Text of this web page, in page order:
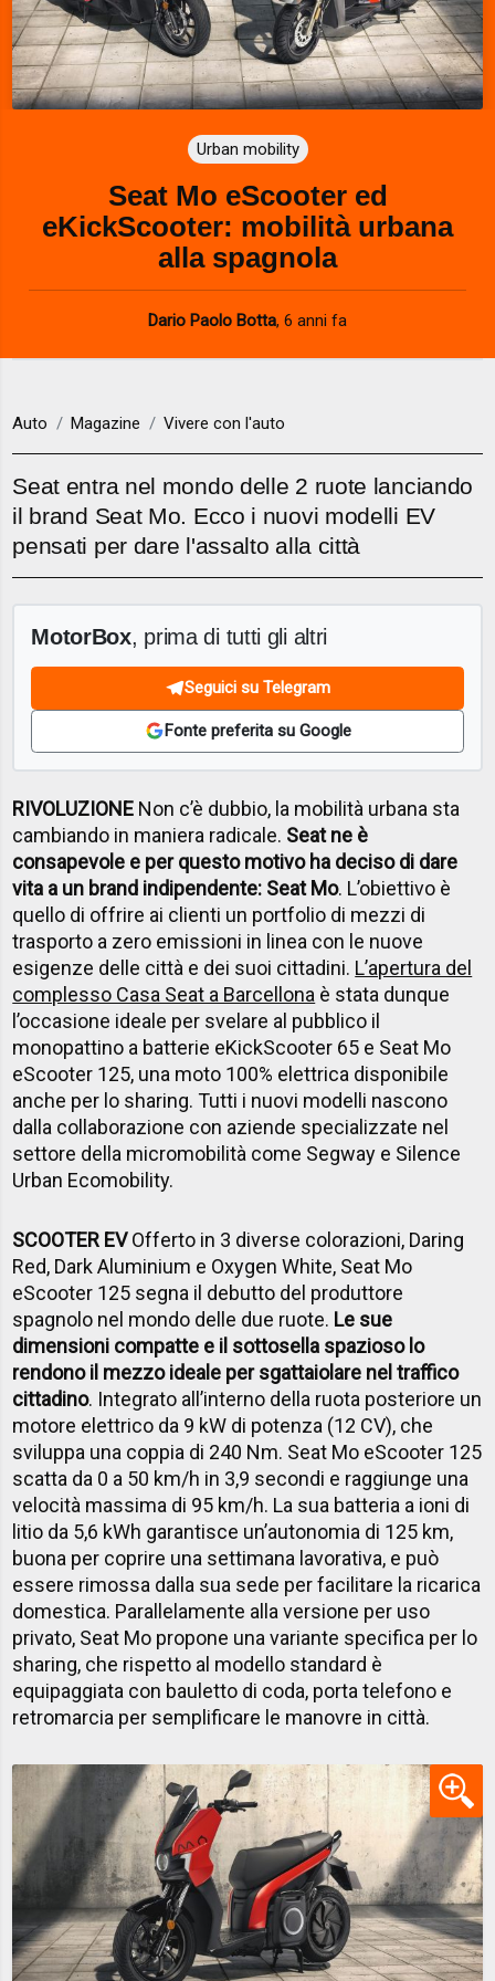
Urban mobility
Seat Mo eScooter ed
eKickScooter: mobilità urbana
alla spagnola
Dario Paolo Botta, 6 anni fa
Auto Magazine Vivere con l'auto
Seat entra nel mondo delle 2 ruote lanciando
il brand Seat Mo. Ecco i nuovi modelli EV
pensati per dare l'assalto alla città
MotorBox, prima di tutti gli altri
Seguici su Telegram
Fonte preferita su Google
RIVOLUZIONE Non c’è dubbio, la mobilità urbana sta
cambiando in maniera radicale. Seat ne è
consapevole e per questo motivo ha deciso di dare
vita a un brand indipendente: Seat Mo. L’obiettivo è
quello di offrire ai clienti un portfolio di mezzi di
trasporto a zero emissioni in linea con le nuove
esigenze delle città e dei suoi cittadini. L’apertura del
complesso Casa Seat a Barcellona è stata dunque
l’occasione ideale per svelare al pubblico il
monopattino a batterie eKickScooter 65 e Seat Mo
eScooter 125, una moto 100% elettrica disponibile
anche per lo sharing. Tutti i nuovi modelli nascono
dalla collaborazione con aziende specializzate nel
settore della micromobilità come Segway e Silence
Urban Ecomobility.
SCOOTER EVOfferto in 3 diverse colorazioni, Daring
Red, Dark Aluminium e Oxygen White, Seat Mo
eScooter 125 segna il debutto del produttore
spagnolo nel mondo delle due ruote. Le sue
dimensioni compatte e il sottosella spazioso lo
rendono il mezzo ideale per sgattaiolare nel traffico
cittadino. Integrato all’interno della ruota posteriore un
motore elettrico da 9 kW di potenza (12 CV), che
sviluppa una coppia di 240 Nm. Seat Mo eScooter 125
scatta da 0 a 50 km/h in 3,9 secondi e raggiunge una
velocità massima di 95 km/h. La sua batteria a ioni di
litio da 5,6 kWh garantisce un’autonomia di 125 km,
buona per coprire una settimana lavorativa, e può
essere rimossa dalla sua sede per facilitare la ricarica
domestica. Parallelamente alla versione per uso
privato, Seat Mo propone una variante specifica per lo
sharing, che rispetto al modello standard è
equipaggiata con bauletto di coda, porta telefono e
retromarcia per semplificare le manovre in città.